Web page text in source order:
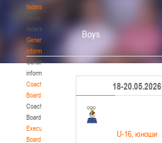
federation
About
federation
General
information
General
information
Coaching
Board
Coaching
Board
Executive
Board
Boys
18-20.05.2026
U-16 , юноши